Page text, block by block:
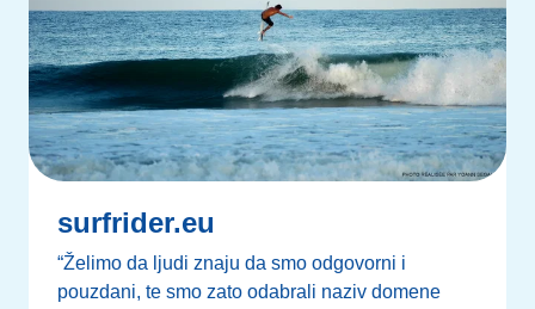
surfrider.eu
“Želimo da ljudi znaju da smo odgovorni i
pouzdani, te smo zato odabrali naziv domene